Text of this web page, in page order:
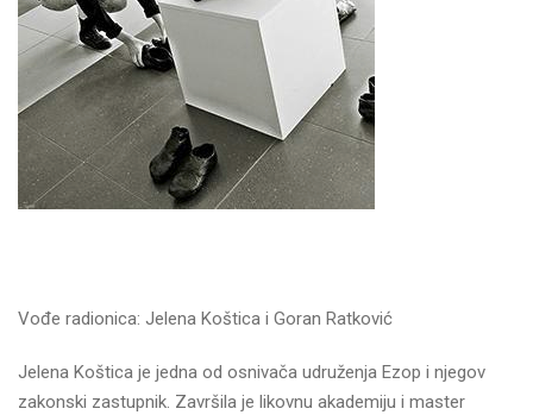
Vođe radionica: Jelena Koštica i Goran Ratković
Jelena Koštica je jedna od osnivača udruženja Ezop i njegov
zakonski zastupnik. Završila je likovnu akademiju i master